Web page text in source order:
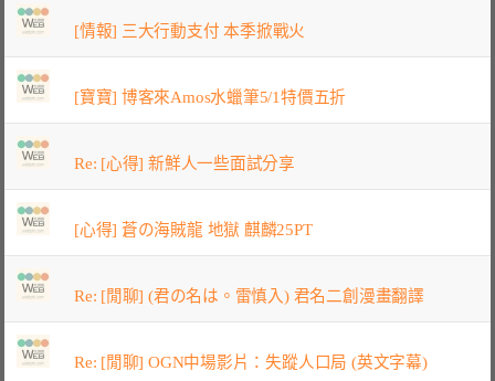
[情報] 三大行動支付 本季掀戰火
[寶寶] 博客來Amos水蠟筆5/1特價五折
Re: [心得] 新鮮人一些面試分享
[心得] 蒼の海賊龍 地獄 麒麟25PT
Re: [閒聊] (君の名は。雷慎入) 君名二創漫畫翻譯
Re: [閒聊] OGN中場影片：失蹤人口局 (英文字幕)